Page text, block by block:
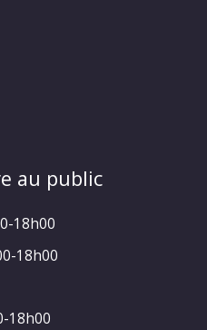
au public
18h00
18h00
18h00